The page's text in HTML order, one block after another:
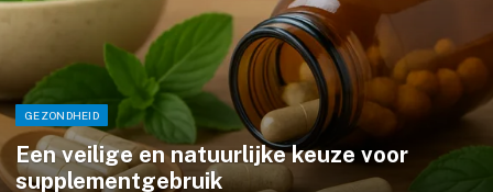
GEZONDHEID
Een veilige en natuurlijke keuze voor
supplementgebruik